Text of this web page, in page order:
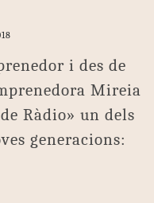
i des de
Mireia
Ràdio» un dels
generacions: